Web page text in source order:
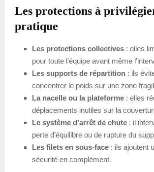
Les protections à
pratique
Les protections collectives : elles
pour toute l’équipe avant même
Les supports de répartition : ils
concentrer le poids sur une zone
La nacelle ou la plateforme : elles
déplacements inutiles sur la
Le système d’arrêt de chute : il
perte d’équilibre ou de rupture du
Les filets en sous-face : ils ajoutent
sécurité en complément.